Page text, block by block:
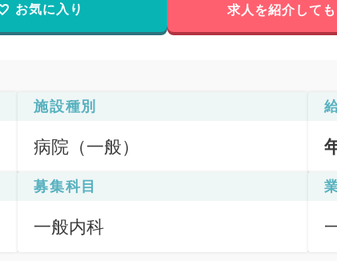
お気に入り 求人を紹介しても
施設種別
病院（一般）
募集科目
一般内科